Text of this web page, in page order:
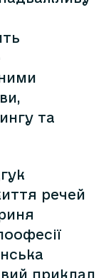
та
речей
приклад